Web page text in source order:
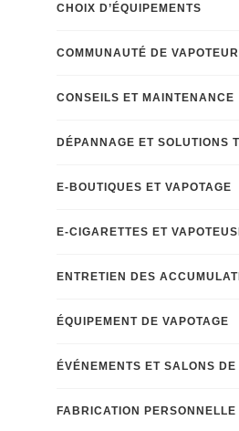
CHOIX D’ÉQUIPEMENTS
COMMUNAUTÉ DE
CONSEILS ET MAINTENANCE
DÉPANNAGE ET SOLUTIONS
E-BOUTIQUES ET VAPOTAGE
E-CIGARETTES ET
ENTRETIEN DES
ÉQUIPEMENT DE VAPOTAGE
ÉVÉNEMENTS ET SALONS DE
FABRICATION PERSONNELLE